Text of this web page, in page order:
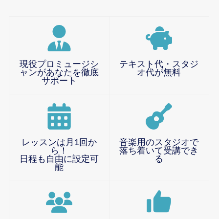
現役プロミュージシ
ャンがあなたを徹底
サポート
テキスト代・スタジ
オ代が無料
レッスンは月1回か
ら！
日程も自由に設定可
能
音楽用のスタジオで
落ち着いて受講でき
る